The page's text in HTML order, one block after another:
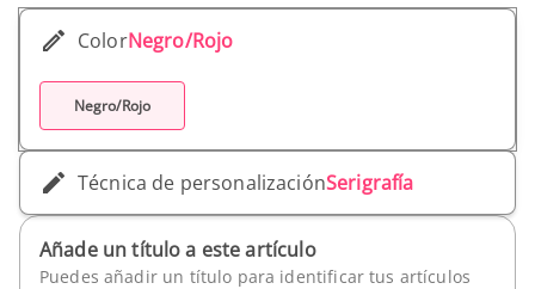
ColorNegro/Rojo
Negro/Rojo
Técnica de personalizaciónSerigrafía
Añade un título a este artículo
Puedes añadir un título para identificar tus artículos